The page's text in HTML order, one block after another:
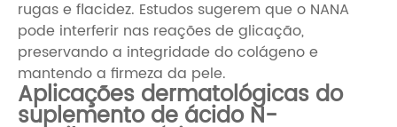
rugas e flacidez. Estudos sugerem que o NANA
pode interferir nas reações de glicação,
preservando a integridade do colágeno e
mantendo a firmeza da pele.
Aplicações dermatológicas do
suplemento de ácido N-